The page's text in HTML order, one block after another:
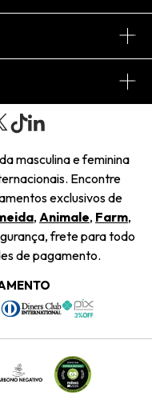
masculina e feminina
Encontre
exclusivos de
, Animale, Farm,
frete para todo
de pagamento.